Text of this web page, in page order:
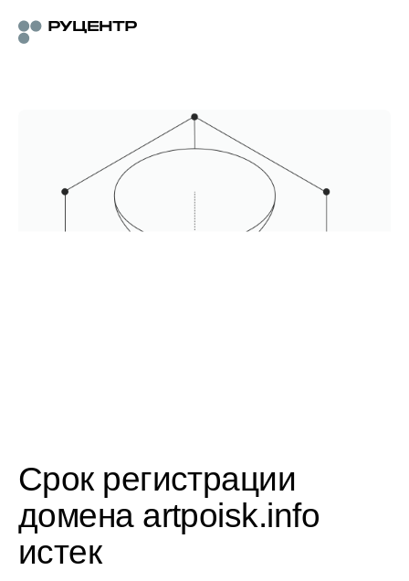
Срок регистрации
домена artpoisk.info
истек